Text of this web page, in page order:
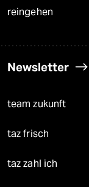
reingehen
Newsletter
team zukunft
taz frisch
taz zahl ich